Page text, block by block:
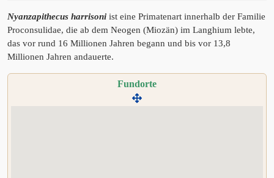
Nyanzapithecus harrisoni ist eine Primatenart innerhalb der Familie
Proconsulidae, die ab dem Neogen (Miozän) im Langhium lebte,
das vor rund 16 Millionen Jahren begann und bis vor 13,8
Millionen Jahren andauerte.
Fundorte